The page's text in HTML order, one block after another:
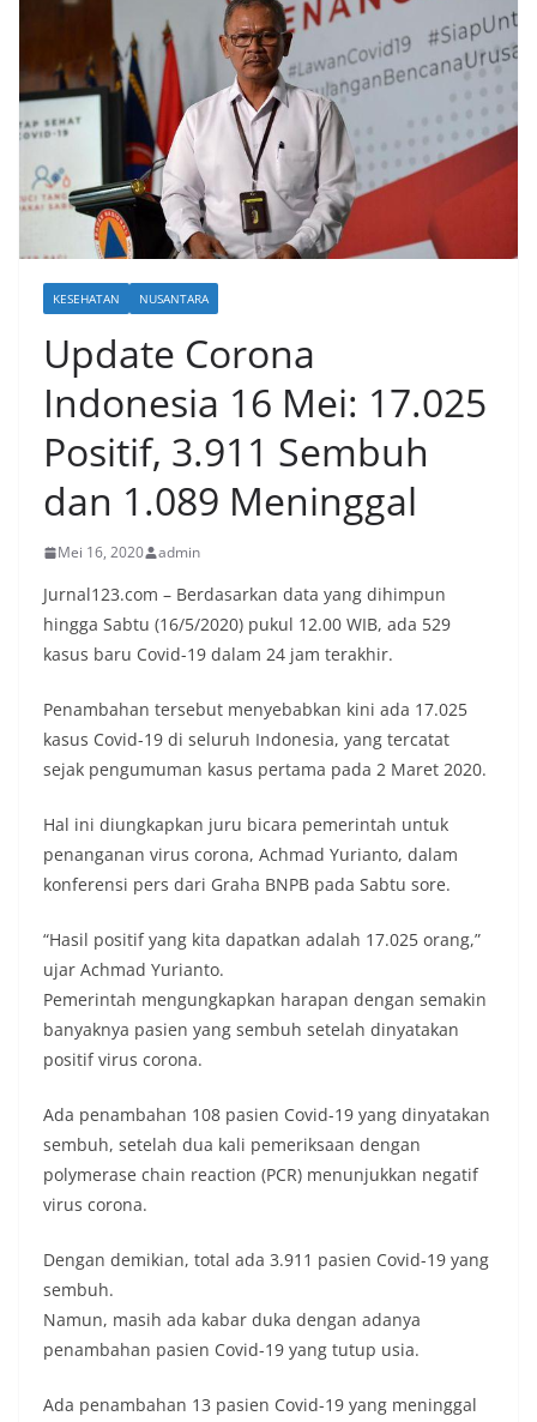
KESEHATAN NUSANTARA
Update Corona
Indonesia 16 Mei: 17.025
Positif, 3.911 Sembuh
dan 1.089 Meninggal
Mei 16, 2020 admin
Jurnal123.com – Berdasarkan data yang dihimpun
hingga Sabtu (16/5/2020) pukul 12.00 WIB, ada 529
kasus baru Covid-19 dalam 24 jam terakhir.
Penambahan tersebut menyebabkan kini ada 17.025
kasus Covid-19 di seluruh Indonesia, yang tercatat
sejak pengumuman kasus pertama pada 2 Maret 2020.
Hal ini diungkapkan juru bicara pemerintah untuk
penanganan virus corona, Achmad Yurianto, dalam
konferensi pers dari Graha BNPB pada Sabtu sore.
“Hasil positif yang kita dapatkan adalah 17.025 orang,”
ujar Achmad Yurianto.
Pemerintah mengungkapkan harapan dengan semakin
banyaknya pasien yang sembuh setelah dinyatakan
positif virus corona.
Ada penambahan 108 pasien Covid-19 yang dinyatakan
sembuh, setelah dua kali pemeriksaan dengan
polymerase chain reaction (PCR) menunjukkan negatif
virus corona.
Dengan demikian, total ada 3.911 pasien Covid-19 yang
sembuh.
Namun, masih ada kabar duka dengan adanya
penambahan pasien Covid-19 yang tutup usia.
Ada penambahan 13 pasien Covid-19 yang meninggal